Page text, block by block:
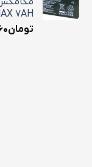
7AH
تومان